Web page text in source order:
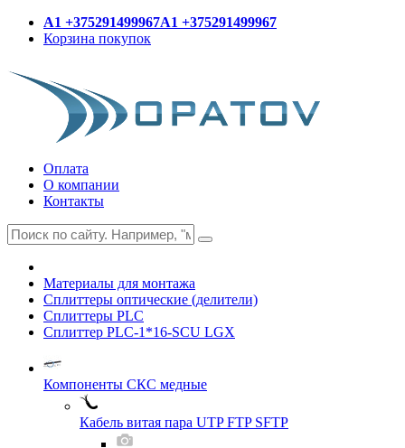
A1 +375291499967A1 +375291499967
Корзина покупок
Оплата
О компании
Контакты
Материалы для монтажа
Сплиттеры оптические (делители)
Сплиттеры PLC
Сплиттер PLC-1*16-SCU LGX
Компоненты СКС медные
Кабель витая пара UTP FTP SFTP